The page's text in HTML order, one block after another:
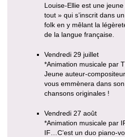
Louise-Ellie est une
tout » qui s’inscrit dans
folk en y mêlant la
de la langue française.
Vendredi 29 juillet
*Animation musicale par
Jeune auteur-
vous emmènera dans
chansons originales !
Vendredi 27 août
*Animation musicale par
IF…C’est un duo piano-